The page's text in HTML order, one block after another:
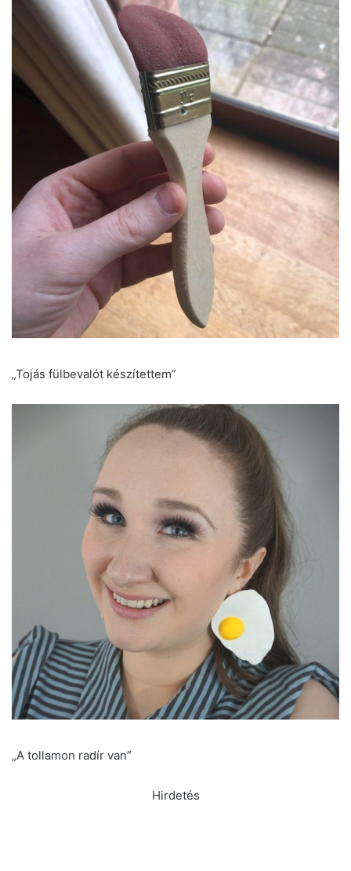
„Tojás fülbevalót készítettem”
„A tollamon radír van”
Hirdetés